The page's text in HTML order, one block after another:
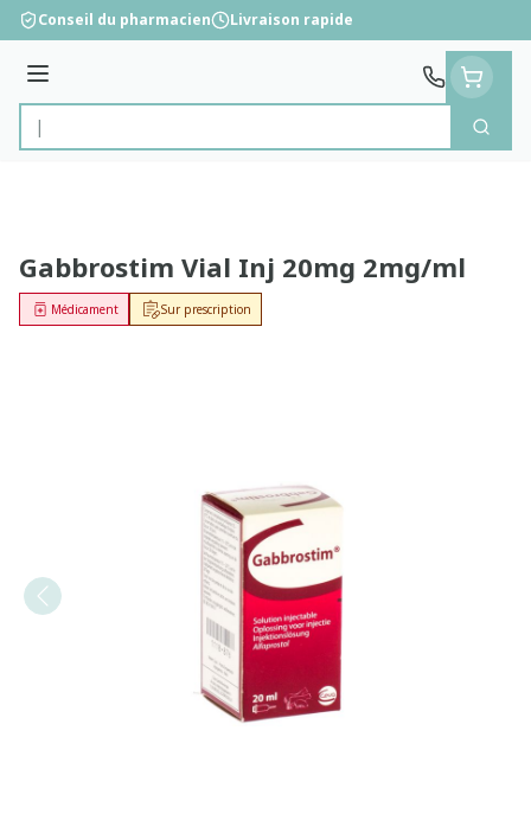
Aller au contenu
Conseil du pharmacien Livraison rapide
Menu
Rechercher
Gabbrostim Vial Inj 20mg 2mg/ml
Sur prescription
Médicament